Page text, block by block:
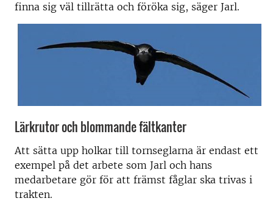
finna sig väl tillrätta och föröka sig, säger Jarl.
Lärkrutor och blommande fältkanter
Att sätta upp holkar till tornseglarna är endast ett
exempel på det arbete som Jarl och hans
medarbetare gör för att främst fåglar ska trivas i
trakten.